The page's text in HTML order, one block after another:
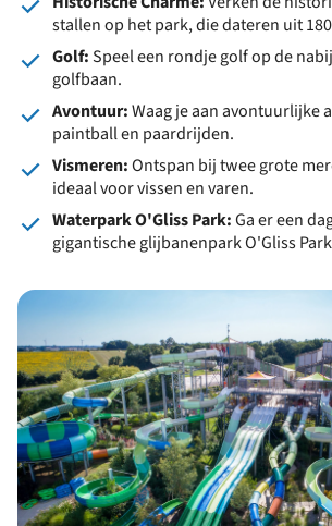
stallen op het park, die dateren uit
Golf:Speel een rondje golf op de
golfbaan.
Avontuur:Waag je aan avontuurlijke
paintball en paardrijden.
Vismeren:Ontspan bij twee grote
ideaal voor vissen en varen.
Waterpark O'Gliss Park:Ga er een
gigantische glijbanenpark O'Gliss Park